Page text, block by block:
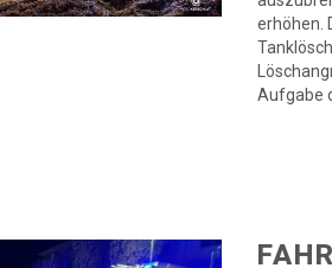
erhöhen.
Aufgabe